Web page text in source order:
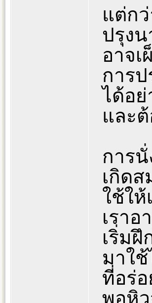
แต่ก
ปรุง
อาจ
การ
ได้อย่
และ
การ
เกิด
ใช้ใ
เราอ
เริ่ม
มาใ
ที่อร่
พอหิ